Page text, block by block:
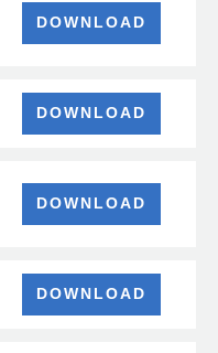
DOWNLOAD
DOWNLOAD
DOWNLOAD
DOWNLOAD